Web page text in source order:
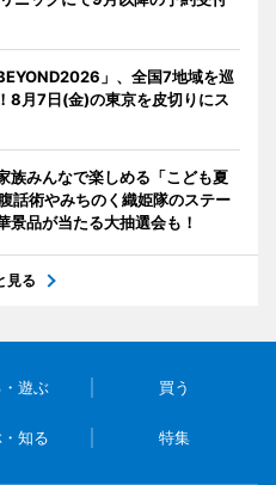
」、全国7地域を巡
8月7日(金)の東京を皮切りにス
族みんなで楽しめる「こども夏
話術やみちのく織姫隊のステー
景品が当たる大抽選会も！
見る
・遊ぶ 買う
知る 特集